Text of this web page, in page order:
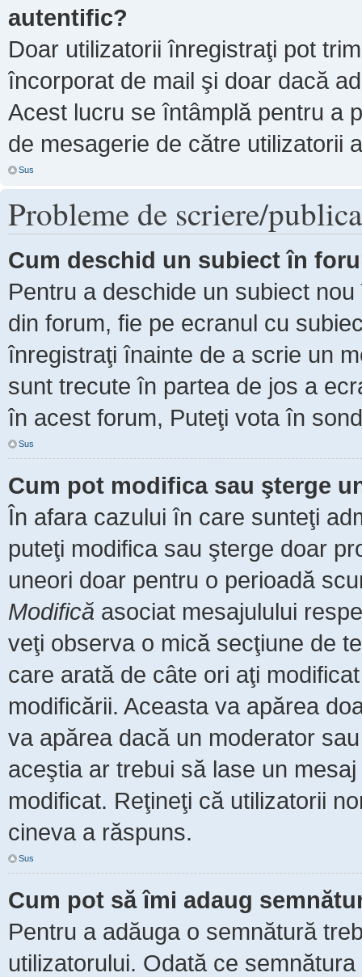
autentific?
Doar utilizatorii înregistraţi pot
încorporat de mail şi doar dacă
Acest lucru se întâmplă pentru a
de mesagerie de către utilizatorii
Sus
Probleme de scriere/
Cum deschid un subiect în
Pentru a deschide un subiect
din forum, fie pe ecranul cu
înregistraţi înainte de a scrie un
sunt trecute în partea de jos a
în acest forum, Puteţi vota în
Sus
Cum pot modifica sau şterge
În afara cazului în care sunteţi
puteţi modifica sau şterge doar
uneori doar pentru o perioadă
Modifică asociat mesajulului
veţi observa o mică secţiune de
care arată de câte ori aţi
modificării. Aceasta va apărea
va apărea dacă un moderator
aceştia ar trebui să lase un
modificat. Reţineţi că utilizatorii
cineva a răspuns.
Sus
Cum pot să îmi adaug
Pentru a adăuga o semnătură
utilizatorului. Odată ce